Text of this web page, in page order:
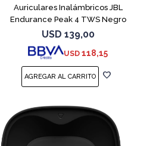
Auriculares Inalámbricos JBL
Endurance Peak 4 TWS Negro
USD 139,00
USD 118,15